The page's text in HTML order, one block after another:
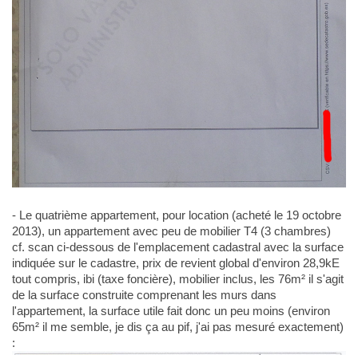
- Le quatrième appartement, pour location (acheté le 19 octobre
2013), un appartement avec peu de mobilier T4 (3 chambres)
cf. scan ci-dessous de l'emplacement cadastral avec la surface
indiquée sur le cadastre, prix de revient global d'environ 28,9kE
tout compris, ibi (taxe foncière), mobilier inclus, les 76m² il s'agit
de la surface construite comprenant les murs dans
l'appartement, la surface utile fait donc un peu moins (environ
65m² il me semble, je dis ça au pif, j'ai pas mesuré exactement)
: